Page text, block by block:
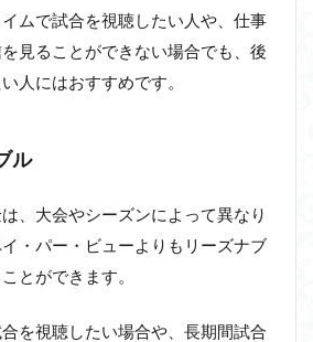
ムで試合を視聴したい人や、仕事
見ることができない場合でも、後
人にはおすすめです。
ル
、大会やシーズンによって異なり
・パー・ビューよりもリーズナブ
とができます。
を視聴したい場合や、長期間試合